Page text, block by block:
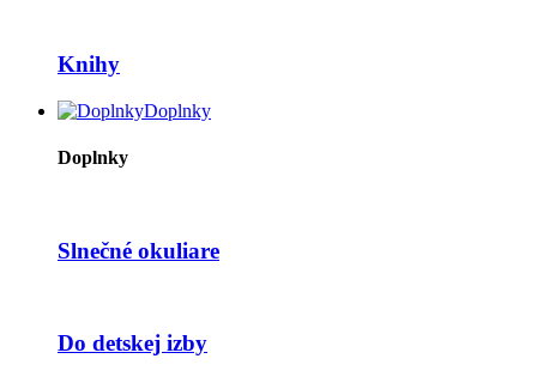
Knihy
Doplnky
Doplnky
Slnečné okuliare
Do detskej izby